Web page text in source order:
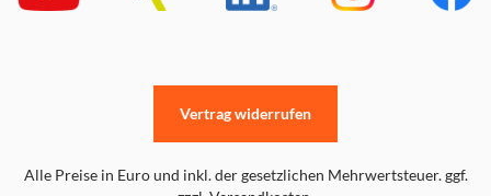
Alle Preise in Euro und inkl. der gesetzlichen Mehrwertsteuer. ggf.
Vertrag widerrufen